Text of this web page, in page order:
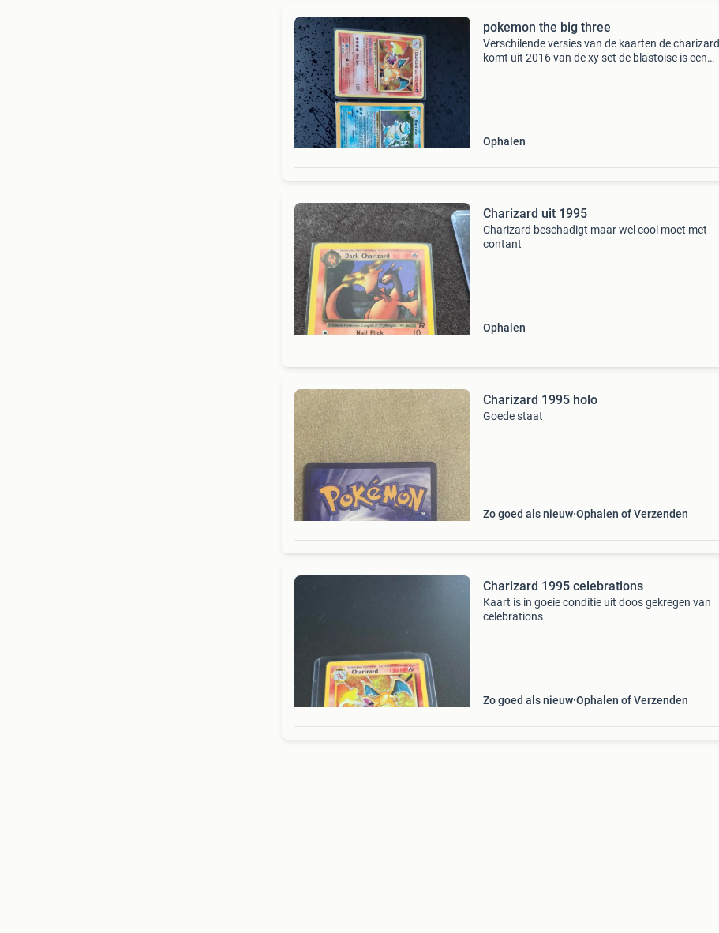
pokemon the big three
Verschilende versies van de kaarten de charizard
komt uit 2016 van de xy set de blastoise is een
Ophalen
Charizard uit 1995
Charizard beschadigt maar wel cool moet met
contant
Ophalen
Charizard 1995 holo
Goede staat
Zo goed als nieuw Ophalen of Verzenden
Charizard 1995 celebrations
Kaart is in goeie conditie uit doos gekregen van
celebrations
Zo goed als nieuw Ophalen of Verzenden